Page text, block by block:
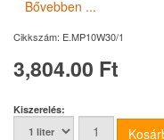
Bővebben ...
Cikkszám: E.MP10W30/1
3,804.00 Ft
Kiszerelés: